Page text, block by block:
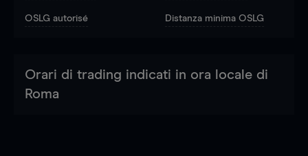
OSLG autorisé Distanza minima OSLG
Orari di trading indicati in ora locale di
Roma